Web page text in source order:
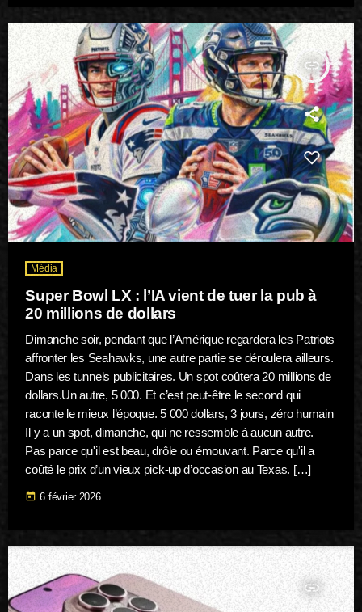
insert_link
Média
Super Bowl LX : l’IA vient de tuer la pub à
20 millions de dollars
Dimanche soir, pendant que l’Amérique regardera les Patriots
affronter les Seahawks, une autre partie se déroulera ailleurs.
Dans les tunnels publicitaires. Un spot coûtera 20 millions de
dollars.Un autre, 5 000. Et c’est peut-être le second qui
raconte le mieux l’époque. 5 000 dollars, 3 jours, zéro humain
Il y a un spot, dimanche, qui ne ressemble à aucun autre.
Pas parce qu'il est beau, drôle ou émouvant. Parce qu'il a
coûté le prix d’un vieux pick-up d’occasion au Texas. […]
today 6 février 2026
insert_link